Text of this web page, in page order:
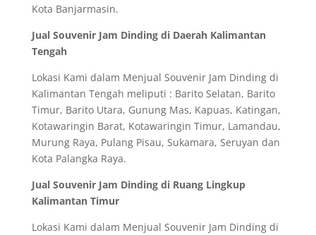
Kota Banjarmasin.
Jual Souvenir Jam Dinding di Daerah Kalimantan
Tengah
Lokasi Kami dalam Menjual Souvenir Jam Dinding di
Kalimantan Tengah meliputi : Barito Selatan, Barito
Timur, Barito Utara, Gunung Mas, Kapuas, Katingan,
Kotawaringin Barat, Kotawaringin Timur, Lamandau,
Murung Raya, Pulang Pisau, Sukamara, Seruyan dan
Kota Palangka Raya.
Jual Souvenir Jam Dinding di Ruang Lingkup
Kalimantan Timur
Lokasi Kami dalam Menjual Souvenir Jam Dinding di